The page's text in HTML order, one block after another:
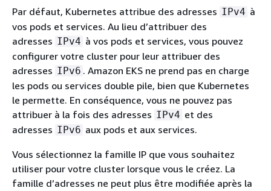
Par défaut, Kubernetes attribue des adresses IPv4 à
vos pods et services. Au lieu d’attribuer des
adresses IPv4 à vos pods et services, vous pouvez
configurer votre cluster pour leur attribuer des
adresses IPv6 . Amazon EKS ne prend pas en charge
les pods ou services double pile, bien que Kubernetes
le permette. En conséquence, vous ne pouvez pas
attribuer à la fois des adresses IPv4 et des
adresses IPv6 aux pods et aux services.
Vous sélectionnez la famille IP que vous souhaitez
utiliser pour votre cluster lorsque vous le créez. La
famille d’adresses ne peut plus être modifiée après la